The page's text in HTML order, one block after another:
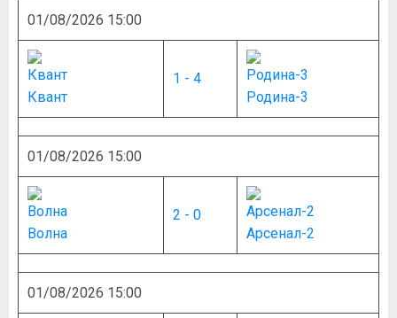
01/08/2026 15:00
Квант
1 - 4
Родина-3
01/08/2026 15:00
Волна
2 - 0
Арсенал-2
01/08/2026 15:00